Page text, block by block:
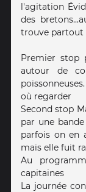
l'agitation
des
trouve partout
Premier stop
autour de
où regarder
Second stop
par une
parfois on en
mais elle fuit
Au
capitaines
La journée